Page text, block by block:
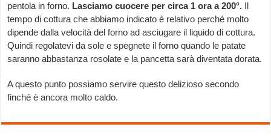
pentola in forno. Lasciamo cuocere per circa 1 ora a 200°. Il
tempo di cottura che abbiamo indicato è relativo perché molto
dipende dalla velocità del forno ad asciugare il liquido di cottura.
Quindi regolatevi da sole e spegnete il forno quando le patate
saranno abbastanza rosolate e la pancetta sarà diventata dorata.
A questo punto possiamo servire questo delizioso secondo
finché è ancora molto caldo.